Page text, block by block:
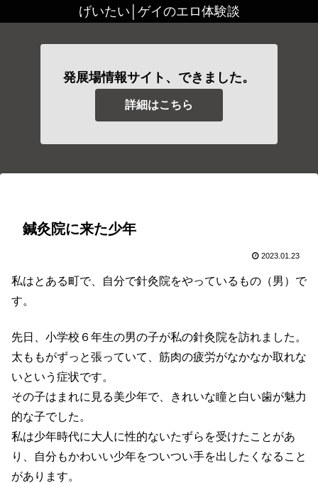
げいたい│ゲイのエロ体験談
発展場情報サイト、できました。
詳細はこちら
鍼灸院に来た少年
2023.01.23
私はとある町で、自分で針灸院をやっているもの（男）で
す。
先日、小学校６年生の男の子が私の針灸院を訪れました。
太ももがずっと張っていて、筋肉の疲労がなかなか取れな
いという症状です。
その子はまれに見る美少年で、きれいな瞳と白い歯が魅力
的な子でした。
私は少年時代に大人に性的ないたずらを受けたことがあ
り、自分もかわいい少年をついつい手を出したくなること
があります。